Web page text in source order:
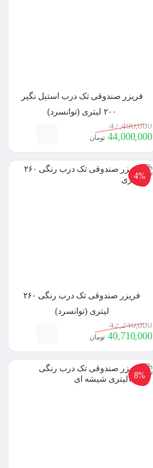
فریزر صندوقی تک درب استیل نگیر
۲۰۰ لیتری (توانسرد)
47,490,000
44,000,000 تومان
4%
فریزر صندوقی تک درب رنگی ۲۶۰
لیتری (توانسرد)
42,240,000
40,710,000 تومان
8%